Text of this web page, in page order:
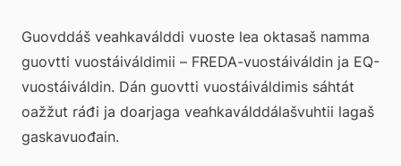
Guovddáš veahkaválddi vuoste lea oktasaš namma
guovtti vuostáiváldimii – FREDA-vuostáiváldin ja EQ-
vuostáiváldin. Dán guovtti vuostáiváldimis sáhtát
oažžut ráđi ja doarjaga veahkaválddálašvuhtii lagaš
gaskavuođain.